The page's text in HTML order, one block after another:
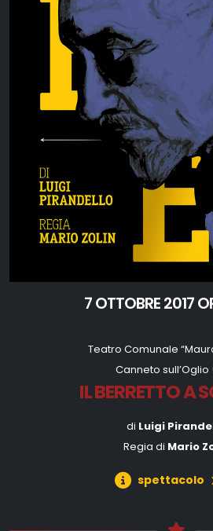
7 OTTOBRE 2017
Teatro Comunale
Canneto sull’Oglio
IL BERRETTO A
di Luigi
Regia di Mario
spettacolo